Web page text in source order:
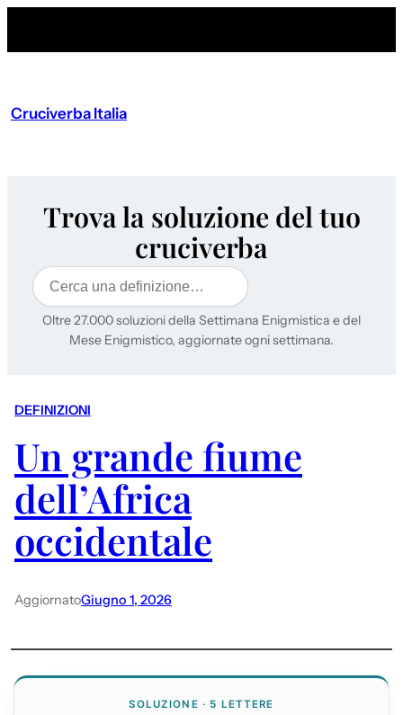
Cruciverba Italia
Trova la soluzione del tuo
cruciverba
Cerca
Oltre 27.000 soluzioni della Settimana Enigmistica e del
Mese Enigmistico, aggiornate ogni settimana.
DEFINIZIONI
Un grande fiume
dell’Africa
occidentale
AggiornatoGiugno 1, 2026
SOLUZIONE · 5 LETTERE